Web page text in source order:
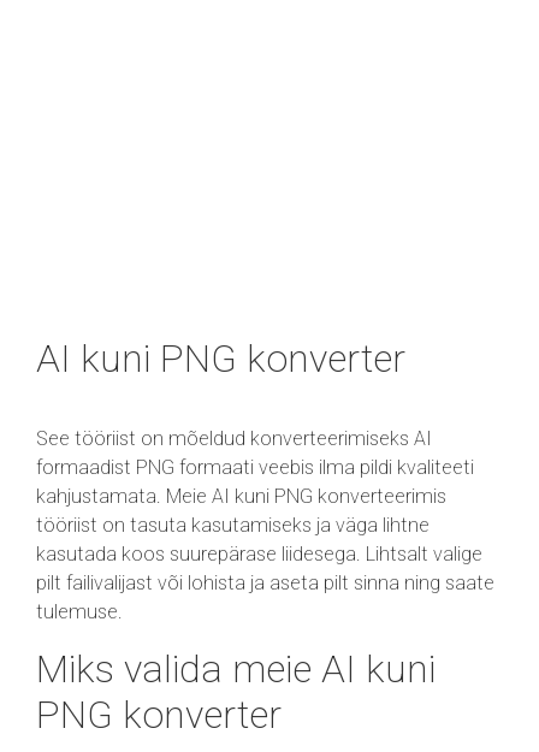
AI kuni PNG konverter
See tööriist on mõeldud konverteerimiseks AI
formaadist PNG formaati veebis ilma pildi kvaliteeti
kahjustamata. Meie AI kuni PNG konverteerimis
tööriist on tasuta kasutamiseks ja väga lihtne
kasutada koos suurepärase liidesega. Lihtsalt valige
pilt failivalijast või lohista ja aseta pilt sinna ning saate
tulemuse.
Miks valida meie AI kuni
PNG konverter